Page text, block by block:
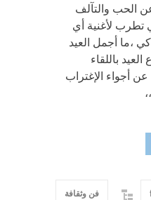
عن الحب والتآلف
تطرب لأغنية أي
،ما أجمل العيد
باللقاء
عن أجواء الإغتراب
فن وثقافة